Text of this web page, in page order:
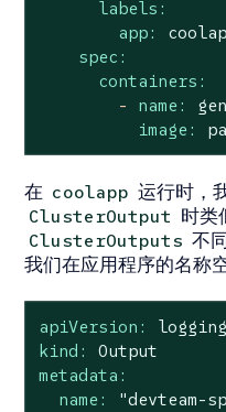
labels:
app:
spec:
containers:
-
name:
image:
在 coolapp 运行时，
ClusterOutput 时类
ClusterOutputs 不
我们在应用程序的名称
apiVersion:
kind:
Output
metadata:
name:
"devteam-